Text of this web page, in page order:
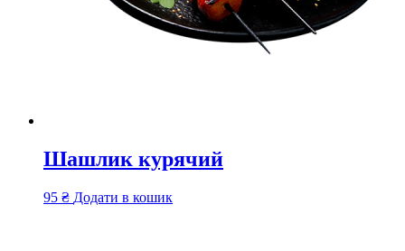
Шашлик курячий
95 ₴ Додати в кошик